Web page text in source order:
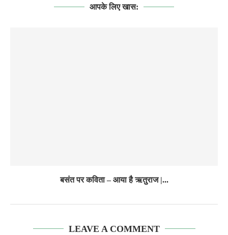
आपके लिए खास:
बसंत पर कविता – आया है ऋतुराज |...
LEAVE A COMMENT